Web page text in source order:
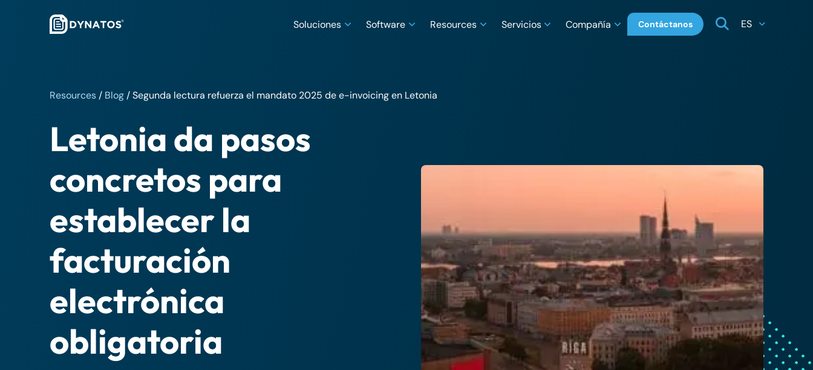
Soluciones Software Resources Servicios Compañía Contáctanos ES
Resources / Blog /Segunda lectura refuerza el mandato 2025 de e-invoicing en Letonia
Letonia da pasos
concretos para
establecer la
facturación
electrónica
obligatoria